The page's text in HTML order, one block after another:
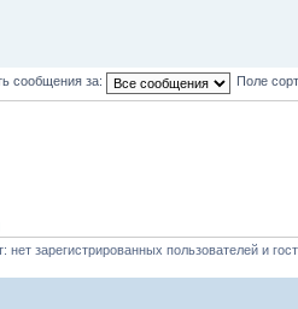
сообщения за: Поле
зарегистрированных пользователей и